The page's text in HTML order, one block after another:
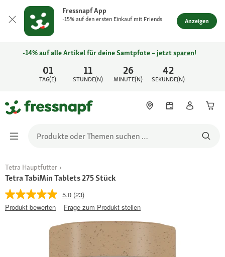
Fressnapf App
-15% auf den ersten Einkauf mit Friends Anzeigen
01
TAG(E)
11
STUNDE(N)
26
MINUTE(N)
42
SEKUNDE(N)
-14% auf alle Artikel für deine Samtpfote – jetztsparen!
Tetra Hauptfutter
Tetra TabiMin Tablets 275 Stück
5.0 (23)
Produkt bewerten
Frage zum Produkt stellen